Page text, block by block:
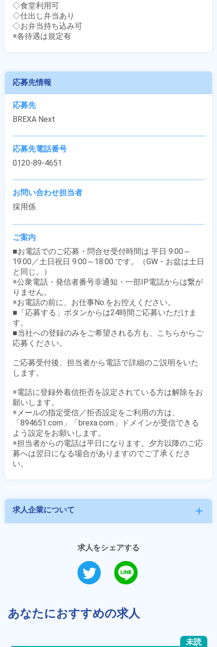
◇食堂利用可
◇仕出し弁当あり
◇お弁当持ち込み可
※各待遇は規定有
応募先情報
応募先
BREXA Next
応募先電話番号
0120-89-4651
お問い合わせ担当者
採用係
ご案内
■お電話でのご応募・問合せ受付時間は 平日 9:00～
19:00／土日祝日 9:00～18:00 です。（GW・お盆は土日
と同じ。）
※公衆電話・発信者番号非通知・一部IP電話からは繋が
りません。
※お電話の前に、お仕事No.をお控えください。
■「応募する」ボタンからは24時間ご応募いただけま
す。
■当社への登録のみをご希望される方も、こちらからご
応募ください。
ご応募受付後、担当者から電話で詳細のご説明をいた
します。
※電話に登録外着信拒否を設定されている方は解除をお
願いします。
※メールの指定受信／拒否設定をご利用の方は、
「894651.com」「brexa.com」ドメインが受信できる
よう設定をお願いします。
※担当者からの電話は平日になります。夕方以降のご応
募へは翌日になる場合がありますのでご了承くださ
求人企業について add
求人をシェアする
あなたにおすすめの求人
未読